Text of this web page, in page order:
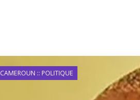
CAMEROUN :: POLITIQUE